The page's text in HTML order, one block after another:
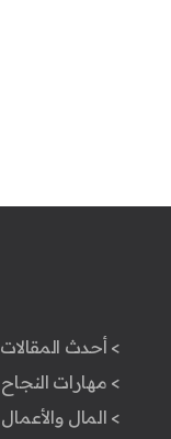
> أحدث المقالات
> مهارات النجاح
> المال والأعمال